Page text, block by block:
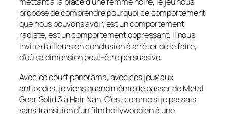
propose de comprendre pourquoi ce comportement
que nous pouvons avoir, est un comportement
raciste, est un comportement oppressant. Il nous
invite d’ailleurs en conclusion à arrêter de le faire,
d’où sa dimension peut-être persuasive.
Avec ce court panorama, avec ces jeux aux
antipodes, je viens quand même de passer deMetal
Gear Solid 3à Hair Nah. C’est comme si je passais
sans transition d’un film hollywoodien à une